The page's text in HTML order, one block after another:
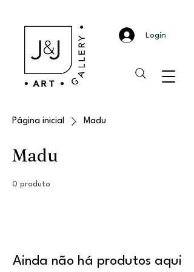
Login
Página inicial Madu
Madu
0 produto
Ainda não há produtos aqui